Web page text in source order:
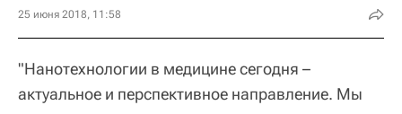
25 июня 2018, 11:58
"Нанотехнологии в медицине сегодня –
актуальное и перспективное направление. Мы